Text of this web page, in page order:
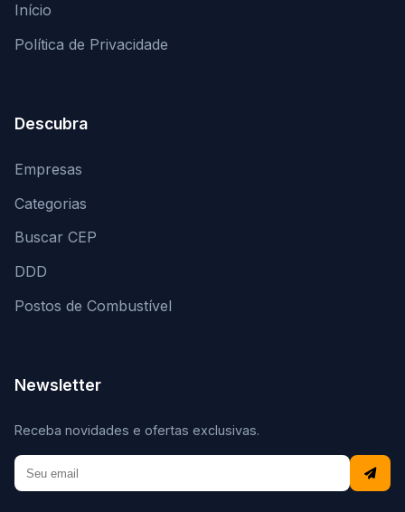
Início
Política de Privacidade
Descubra
Empresas
Categorias
Buscar CEP
DDD
Postos de Combustível
Newsletter
Receba novidades e ofertas exclusivas.